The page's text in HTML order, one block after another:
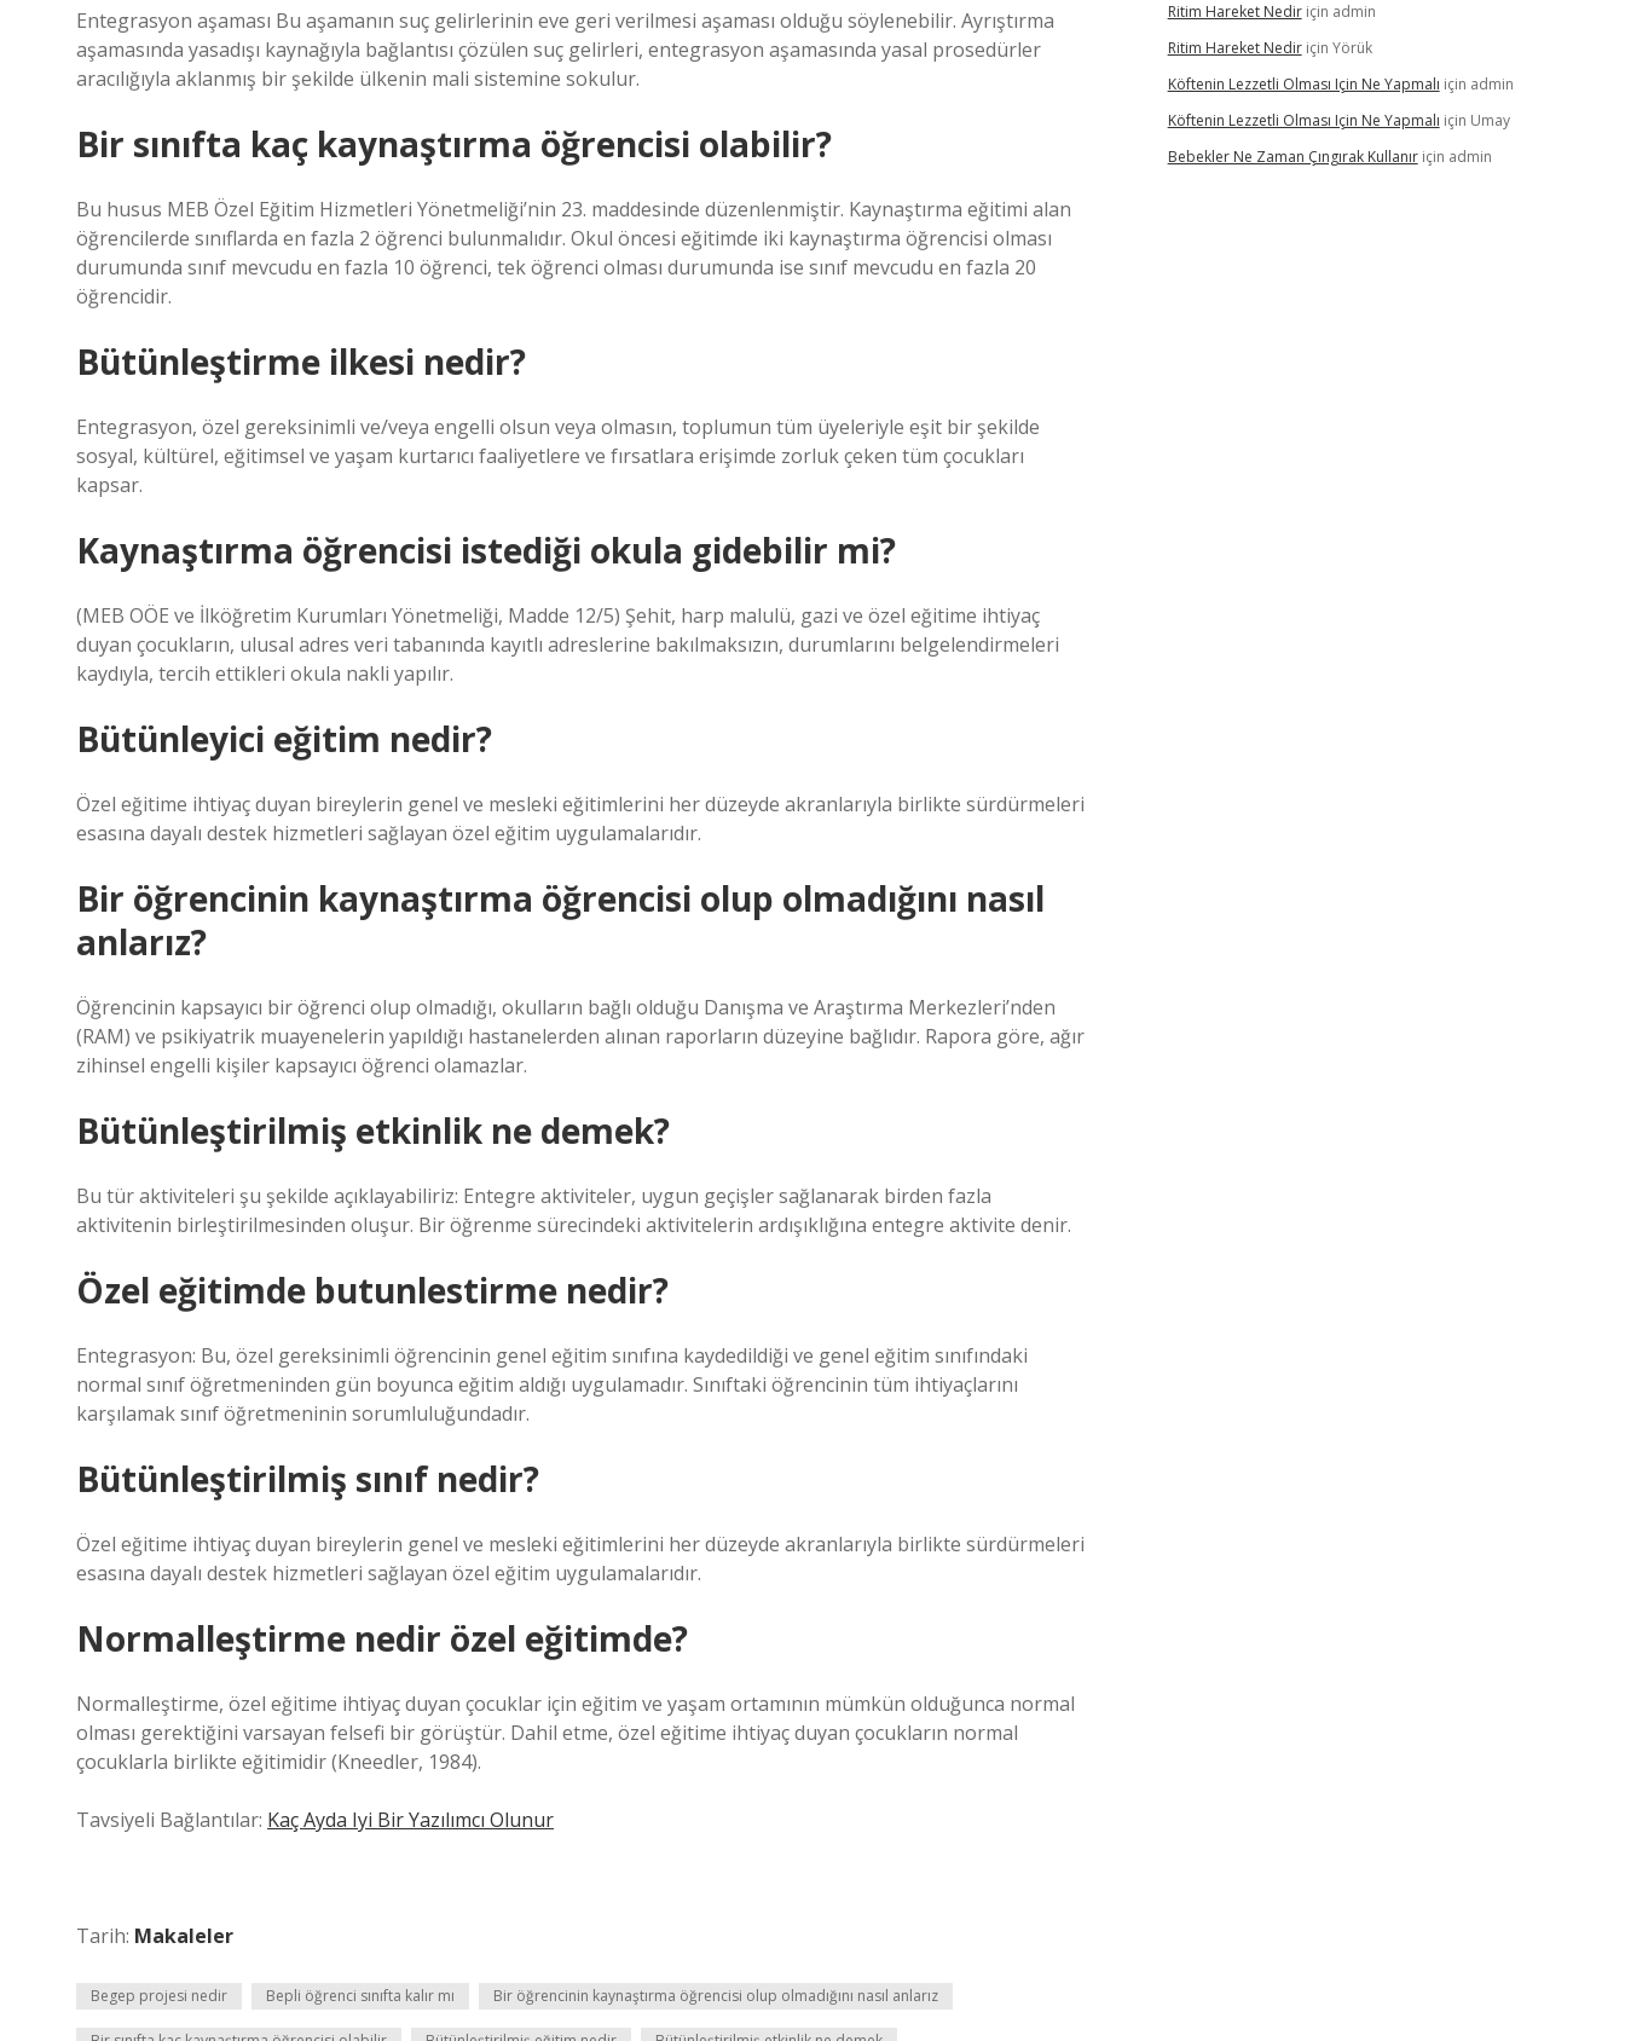
Entegrasyon aşaması Bu aşamanın suç gelirlerinin eve geri verilmesi aşaması olduğu söylenebilir. Ayrıştırma
aşamasında yasadışı kaynağıyla bağlantısı çözülen suç gelirleri, entegrasyon aşamasında yasal prosedürler
aracılığıyla aklanmış bir şekilde ülkenin mali sistemine sokulur.
Bir sınıfta kaç kaynaştırma öğrencisi olabilir?
Bu husus MEB Özel Eğitim Hizmetleri Yönetmeliği’nin 23. maddesinde düzenlenmiştir. Kaynaştırma eğitimi alan
öğrencilerde sınıflarda en fazla 2 öğrenci bulunmalıdır. Okul öncesi eğitimde iki kaynaştırma öğrencisi olması
durumunda sınıf mevcudu en fazla 10 öğrenci, tek öğrenci olması durumunda ise sınıf mevcudu en fazla 20
öğrencidir.
Bütünleştirme ilkesi nedir?
Entegrasyon, özel gereksinimli ve/veya engelli olsun veya olmasın, toplumun tüm üyeleriyle eşit bir şekilde
sosyal, kültürel, eğitimsel ve yaşam kurtarıcı faaliyetlere ve fırsatlara erişimde zorluk çeken tüm çocukları
kapsar.
Kaynaştırma öğrencisi istediği okula gidebilir mi?
(MEB OÖE ve İlköğretim Kurumları Yönetmeliği, Madde 12/5) Şehit, harp malulü, gazi ve özel eğitime ihtiyaç
duyan çocukların, ulusal adres veri tabanında kayıtlı adreslerine bakılmaksızın, durumlarını belgelendirmeleri
kaydıyla, tercih ettikleri okula nakli yapılır.
Bütünleyici eğitim nedir?
Özel eğitime ihtiyaç duyan bireylerin genel ve mesleki eğitimlerini her düzeyde akranlarıyla birlikte sürdürmeleri
esasına dayalı destek hizmetleri sağlayan özel eğitim uygulamalarıdır.
Bir öğrencinin kaynaştırma öğrencisi olup olmadığını nasıl
anlarız?
Öğrencinin kapsayıcı bir öğrenci olup olmadığı, okulların bağlı olduğu Danışma ve Araştırma Merkezleri’nden
(RAM) ve psikiyatrik muayenelerin yapıldığı hastanelerden alınan raporların düzeyine bağlıdır. Rapora göre, ağır
zihinsel engelli kişiler kapsayıcı öğrenci olamazlar.
Bütünleştirilmiş etkinlik ne demek?
Bu tür aktiviteleri şu şekilde açıklayabiliriz: Entegre aktiviteler, uygun geçişler sağlanarak birden fazla
aktivitenin birleştirilmesinden oluşur. Bir öğrenme sürecindeki aktivitelerin ardışıklığına entegre aktivite denir.
Özel eğitimde butunlestirme nedir?
Entegrasyon: Bu, özel gereksinimli öğrencinin genel eğitim sınıfına kaydedildiği ve genel eğitim sınıfındaki
normal sınıf öğretmeninden gün boyunca eğitim aldığı uygulamadır. Sınıftaki öğrencinin tüm ihtiyaçlarını
karşılamak sınıf öğretmeninin sorumluluğundadır.
Bütünleştirilmiş sınıf nedir?
Özel eğitime ihtiyaç duyan bireylerin genel ve mesleki eğitimlerini her düzeyde akranlarıyla birlikte sürdürmeleri
esasına dayalı destek hizmetleri sağlayan özel eğitim uygulamalarıdır.
Normalleştirme nedir özel eğitimde?
Normalleştirme, özel eğitime ihtiyaç duyan çocuklar için eğitim ve yaşam ortamının mümkün olduğunca normal
olması gerektiğini varsayan felsefi bir görüştür. Dahil etme, özel eğitime ihtiyaç duyan çocukların normal
çocuklarla birlikte eğitimidir (Kneedler, 1984).
Tavsiyeli Bağlantılar: Kaç Ayda Iyi Bir Yazılımcı Olunur
Tarih: Makaleler
Begep projesi nedir Bepli öğrenci sınıfta kalır mı Bir öğrencinin kaynaştırma öğrencisi olup olmadığını nasıl anlarız
Ritim Hareket Nediriçin admin
Ritim Hareket Nediriçin Yörük
Köftenin Lezzetli Olması Için Ne Yapmalı için admin
Köftenin Lezzetli Olması Için Ne Yapmalı için Umay
Bebekler Ne Zaman Çıngırak Kullanıriçin admin